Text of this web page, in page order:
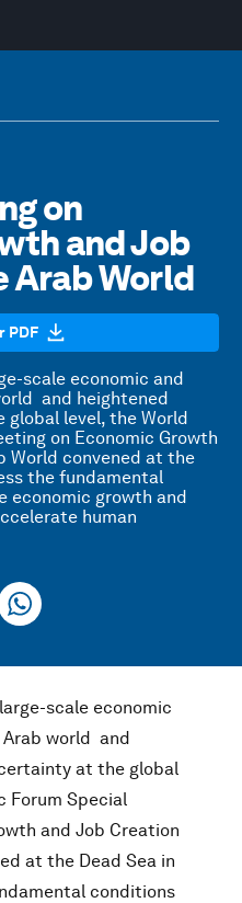
on
and Job
Arab World
PDF
scale economic and
and heightened
level, the World
on Economic Growth
World convened at the
the fundamental
economic growth and
human
scale economic
world and
at the global
Forum Special
and Job Creation
at the Dead Sea in
conditions